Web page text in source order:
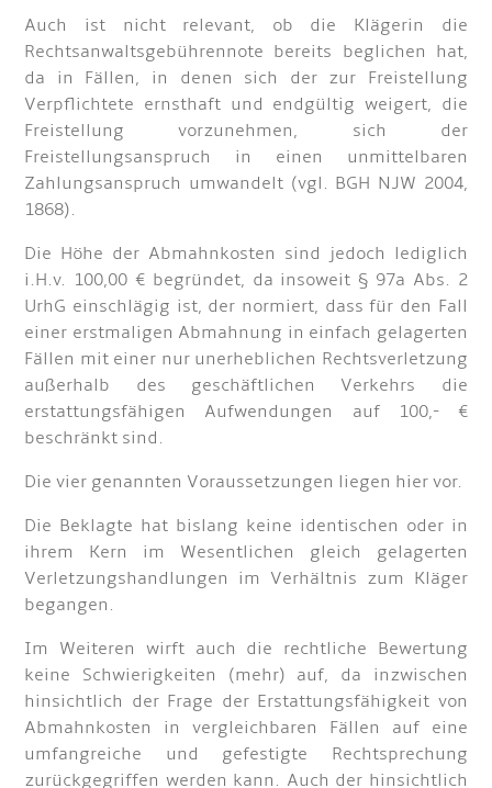
Auch ist nicht relevant, ob die Klägerin die
Rechtsanwaltsgebührennote bereits beglichen hat,
da in Fällen, in denen sich der zur Freistellung
Verpflichtete ernsthaft und endgültig weigert, die
Freistellung vorzunehmen, sich der
Freistellungsanspruch in einen unmittelbaren
Zahlungsanspruch umwandelt (vgl. BGH NJW 2004,
1868).
Die Höhe der Abmahnkosten sind jedoch lediglich
i.H.v. 100,00 € begründet, da insoweit § 97a Abs. 2
UrhG einschlägig ist, der normiert, dass für den Fall
einer erstmaligen Abmahnung in einfach gelagerten
Fällen mit einer nur unerheblichen Rechtsverletzung
außerhalb des geschäftlichen Verkehrs die
erstattungsfähigen Aufwendungen auf 100,- €
beschränkt sind.
Die vier genannten Voraussetzungen liegen hier vor.
Die Beklagte hat bislang keine identischen oder in
ihrem Kern im Wesentlichen gleich gelagerten
Verletzungshandlungen im Verhältnis zum Kläger
begangen.
Im Weiteren wirft auch die rechtliche Bewertung
keine Schwierigkeiten (mehr) auf, da inzwischen
hinsichtlich der Frage der Erstattungsfähigkeit von
Abmahnkosten in vergleichbaren Fällen auf eine
umfangreiche und gefestigte Rechtsprechung
zurückgegriffen werden kann. Auch der hinsichtlich